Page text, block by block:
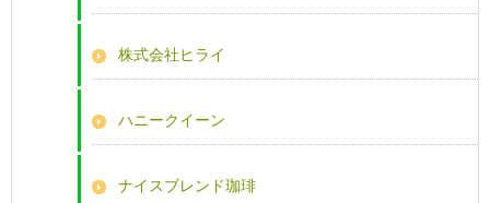
株式会社ヒライ
ハニークイーン
ナイスブレンド珈琲